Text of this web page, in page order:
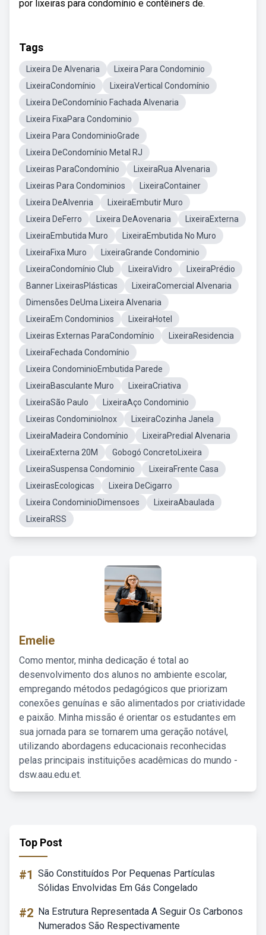
por lixeiras para condomínio e contêiners de.
Tags
Lixeira De Alvenaria
Lixeira Para Condominio
LixeiraCondomínio
LixeiraVertical Condomínio
Lixeira DeCondomínio Fachada Alvenaria
Lixeira FixaPara Condominio
Lixeira Para CondominioGrade
Lixeira DeCondomínio Metal RJ
Lixeiras ParaCondomínio
LixeiraRua Alvenaria
Lixeiras Para Condominios
LixeiraContainer
Lixeira DeAlvenria
LixeiraEmbutir Muro
Lixeira DeFerro
Lixeira DeAovenaria
LixeiraExterna
LixeiraEmbutida Muro
LixeiraEmbutida No Muro
LixeiraFixa Muro
LixeiraGrande Condominio
LixeiraCondomínio Club
LixeiraVidro
LixeiraPrédio
Banner LixeirasPlásticas
LixeiraComercial Alvenaria
Dimensões DeUma Lixeira Alvenaria
LixeiraEm Condominios
LixeiraHotel
Lixeiras Externas ParaCondomínio
LixeiraResidencia
LixeiraFechada Condomínio
Lixeira CondominioEmbutida Parede
LixeiraBasculante Muro
LixeiraCriativa
LixeiraSão Paulo
LixeiraAço Condominio
Lixeiras CondominioInox
LixeiraCozinha Janela
LixeiraMadeira Condomínio
LixeiraPredial Alvenaria
LixeiraExterna 20M
Gobogó ConcretoLixeira
LixeiraSuspensa Condominio
LixeiraFrente Casa
LixeirasEcologicas
Lixeira DeCigarro
Lixeira CondominioDimensoes
LixeiraAbaulada
LixeiraRSS
Emelie
Como mentor, minha dedicação é total ao
desenvolvimento dos alunos no ambiente escolar,
empregando métodos pedagógicos que priorizam
conexões genuínas e são alimentados por criatividade
e paixão. Minha missão é orientar os estudantes em
sua jornada para se tornarem uma geração notável,
utilizando abordagens educacionais reconhecidas
pelas principais instituições acadêmicas do mundo -
dsw.aau.edu.et.
Top Post
#1 São Constituídos Por Pequenas Partículas
Sólidas Envolvidas Em Gás Congelado
#2 Na Estrutura Representada A Seguir Os Carbonos
Numerados São Respectivamente